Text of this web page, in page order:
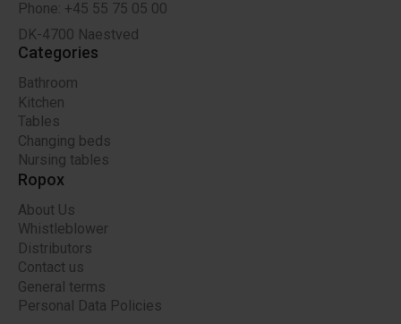
Phone: +45 55 75 05 00
DK-4700 Naestved
Categories
Bathroom
Kitchen
Tables
Changing beds
Nursing tables
Ropox
About Us
Whistleblower
Distributors
Contact us
General terms
Personal Data Policies